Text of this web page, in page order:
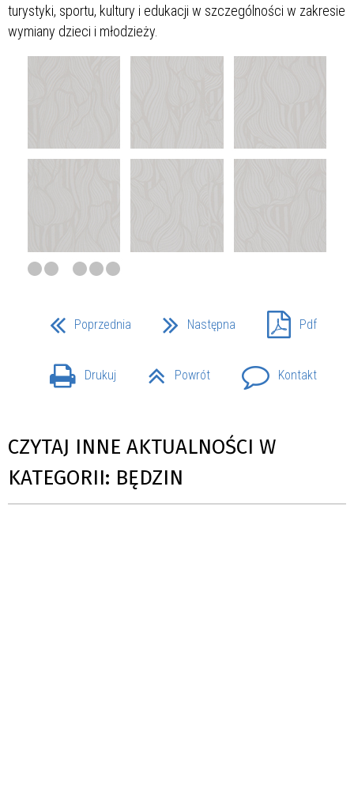
turystyki, sportu, kultury i edukacji w szczególności w zakresie
wymiany dzieci i młodzieży.
Poprzednia Następna Pdf
Drukuj Powrót Kontakt
CZYTAJ INNE AKTUALNOŚCI W
KATEGORII: BĘDZIN